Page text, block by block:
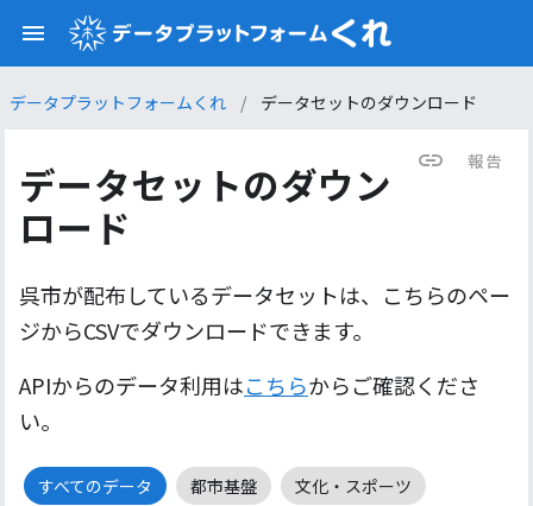
データプラットフォームくれ / データセットのダウンロード
報告
データセットのダウン
ロード
呉市が配布しているデータセットは、こちらのペー
ジからCSVでダウンロードできます。
APIからのデータ利用はこちらからご確認くださ
い。
すべてのデータ 都市基盤
文化・スポーツ